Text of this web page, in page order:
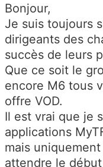
Bonjour,
Je suis toujours
dirigeants des
succès de leurs
Que ce soit le
encore M6 tous
offre VOD.
Il est vrai que je
applications
mais
attendre le